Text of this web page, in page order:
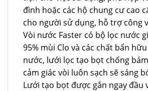
đình hoặc các hộ chung cư cao
cho người sử dụng, hỗ trợ công
Vòi nước Faster có bộ lọc nước
95% mùi Clo và các chất bẩn
nước, lưới lọc tạo bọt chống
cảm giác vòi luôn sạch sẽ sáng
Lưới tạo bọt được gắn ngay đầu